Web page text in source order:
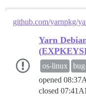
github.com/yarnpkg/
Yarn
opened
closed
os-linux